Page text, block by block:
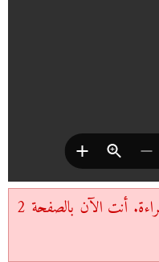
اضغط على الصفحة التالية لمتابعة القراءة. أنت الآن بالصفحة 2